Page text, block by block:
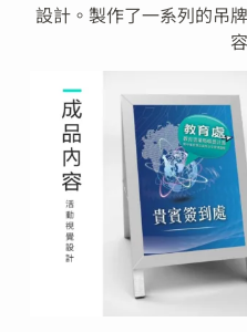
設計。製作了一系列的吊